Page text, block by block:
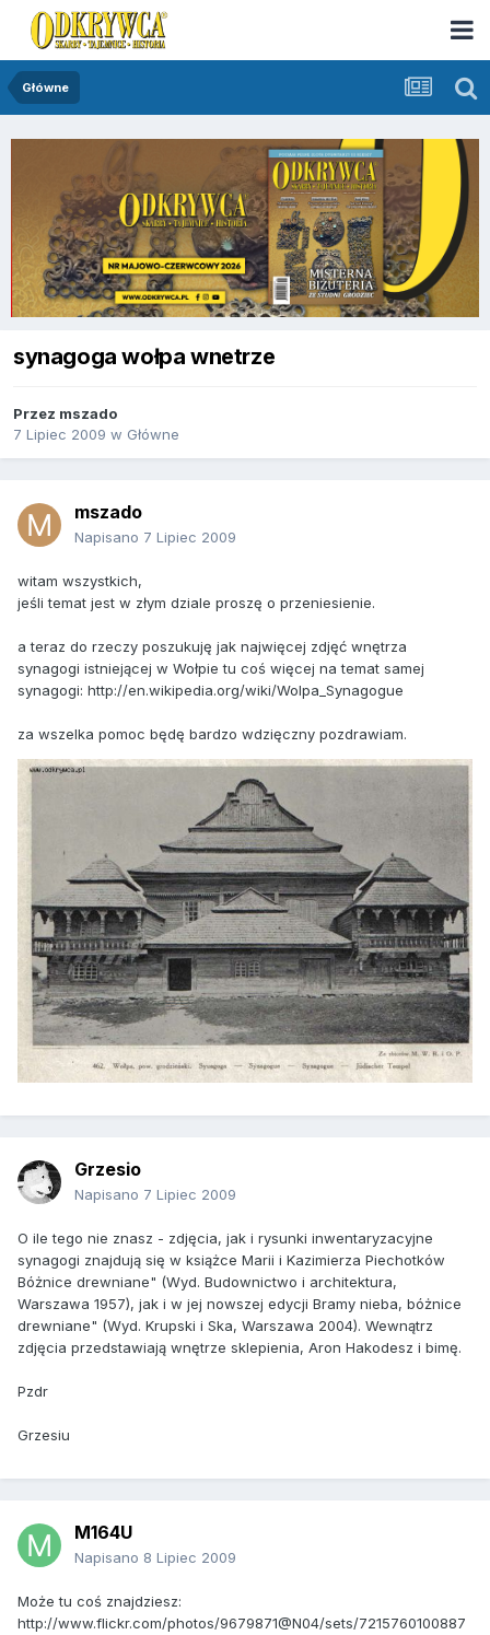
Główne
synagoga wołpa wnetrze
Przez mszado
7 Lipiec 2009 w Główne
mszado
Napisano 7 Lipiec 2009
witam wszystkich,
jeśli temat jest w złym dziale proszę o przeniesienie.
a teraz do rzeczy poszukuję jak najwięcej zdjęć wnętrza
synagogi istniejącej w Wołpie tu coś więcej na temat samej
synagogi: http://en.wikipedia.org/wiki/Wolpa_Synagogue
za wszelka pomoc będę bardzo wdzięczny pozdrawiam.
Grzesio
Napisano 7 Lipiec 2009
O ile tego nie znasz - zdjęcia, jak i rysunki inwentaryzacyjne
synagogi znajdują się w książce Marii i Kazimierza Piechotków
Bóżnice drewniane" (Wyd. Budownictwo i architektura,
Warszawa 1957), jak i w jej nowszej edycji Bramy nieba, bóżnice
drewniane" (Wyd. Krupski i Ska, Warszawa 2004). Wewnątrz
zdjęcia przedstawiają wnętrze sklepienia, Aron Hakodesz i bimę.
Pzdr
Grzesiu
M164U
Napisano 8 Lipiec 2009
Może tu coś znajdziesz:
http://www.flickr.com/photos/9679871@N04/sets/7215760100887